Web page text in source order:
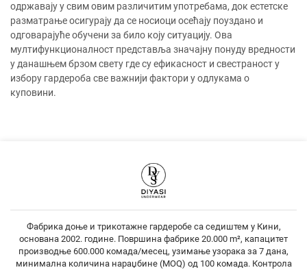
одржавају у свим овим различитим употребама, док естетске
разматрање осигурају да се носиоци осећају поуздано и
одговарајуће обучени за било коју ситуацију. Ова
мултифункционалност представља значајну понуду вредности
у данашњем брзом свету где су ефикасност и свестраност у
избору гардероба све важнији фактори у одлукама о
куповини.
Фабрика доње и трикотажне гардеробе са седиштем у Кини,
основана 2002. године. Површина фабрике 20.000 m², капацитет
производње 600.000 комада/месец, узимање узорака за 7 дана,
минимална количина нараџбине (MOQ) од 100 комада. Контрола